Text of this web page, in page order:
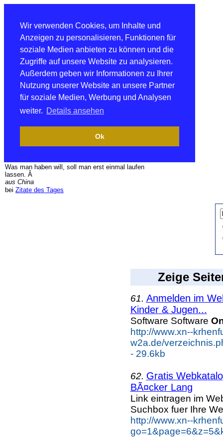
Wir verwenden Cookies, um Inhalte und
Anzeigen zu personalisieren, Funktionen für
soziale Medien anbieten zu können und die
Zugriffe auf unsere Website zu analysieren.
Außerdem geben wir Informationen zu Ihrer
Nutzung unserer Website an unsere Partner
für soziale Medien, Werbung und Analysen
weiter. Details ansehen
Ok
Was man haben will, soll man erst einmal laufen
lassen. Â
aus China
bei Zitate des Tages
Zeige
61. Anmelden im
Kinder & Jugen...
Software Software
http://www.xn--
w2a.de/
- 29.6kb
62. Gratis
BÃ¤cker Lang
Link eintragen im
Suchbox fuer Ihre
http://www.xn--